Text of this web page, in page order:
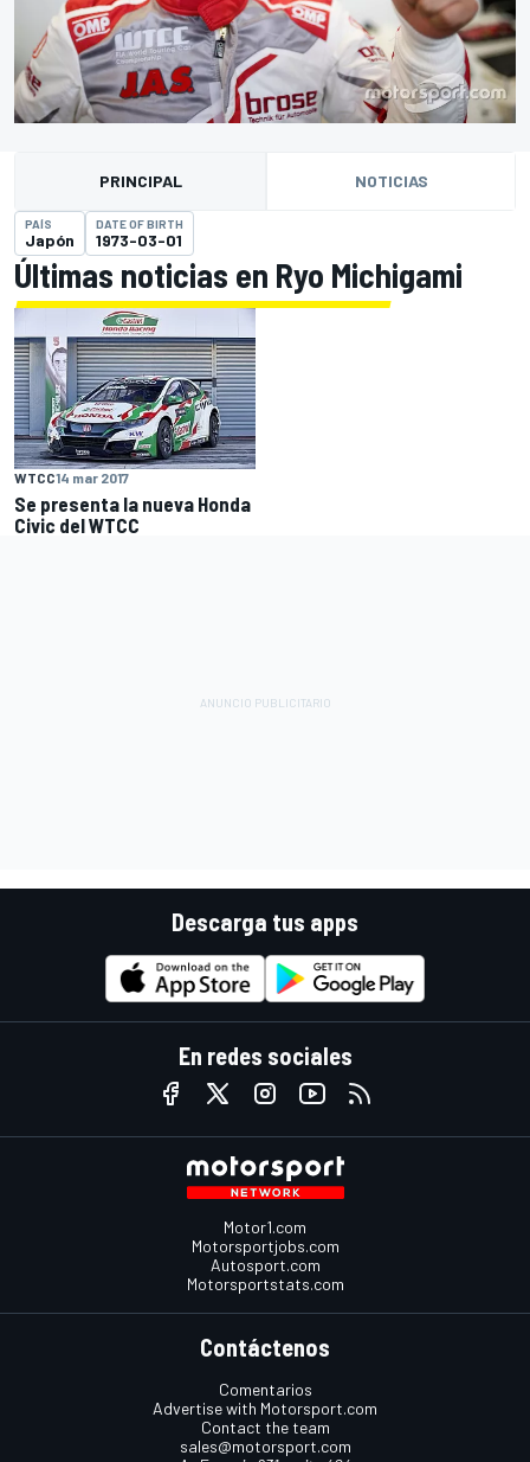
PRINCIPAL NOTICIAS
PAÍS
Japón
DATE OF BIRTH
1973-03-01
Últimas noticias en Ryo Michigami
WTCC14 mar 2017
Se presenta la nueva Honda
Civic del WTCC
Descarga tus apps
En redes sociales
Motor1.com
Motorsportjobs.com
Autosport.com
Motorsportstats.com
Contáctenos
Comentarios
Advertise with Motorsport.com
Contact the team
sales@motorsport.com